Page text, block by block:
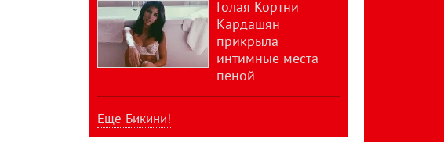
Голая Кортни
Кардашян
прикрыла
интимные места
пеной
Еще Бикини!